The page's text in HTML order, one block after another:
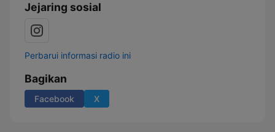
Jejaring sosial
Perbarui informasi radio ini
Bagikan
Facebook X